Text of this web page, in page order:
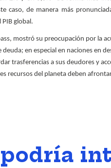
de manera más
global.
mostró su preocupación por la
en especial en naciones en
trasferencias a sus deudores y
recursos del planeta deben